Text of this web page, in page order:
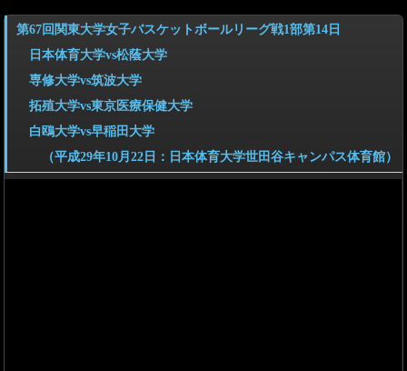
第67回関東大学女子バスケットボールリーグ戦1部第14日
日本体育大学vs松蔭大学
専修大学vs筑波大学
拓殖大学vs東京医療保健大学
白鴎大学vs早稲田大学
（平成29年10月22日：日本体育大学世田谷キャンパス体育館）